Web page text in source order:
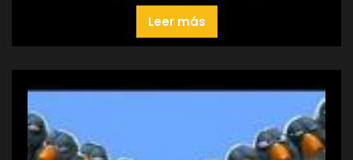
Leer más